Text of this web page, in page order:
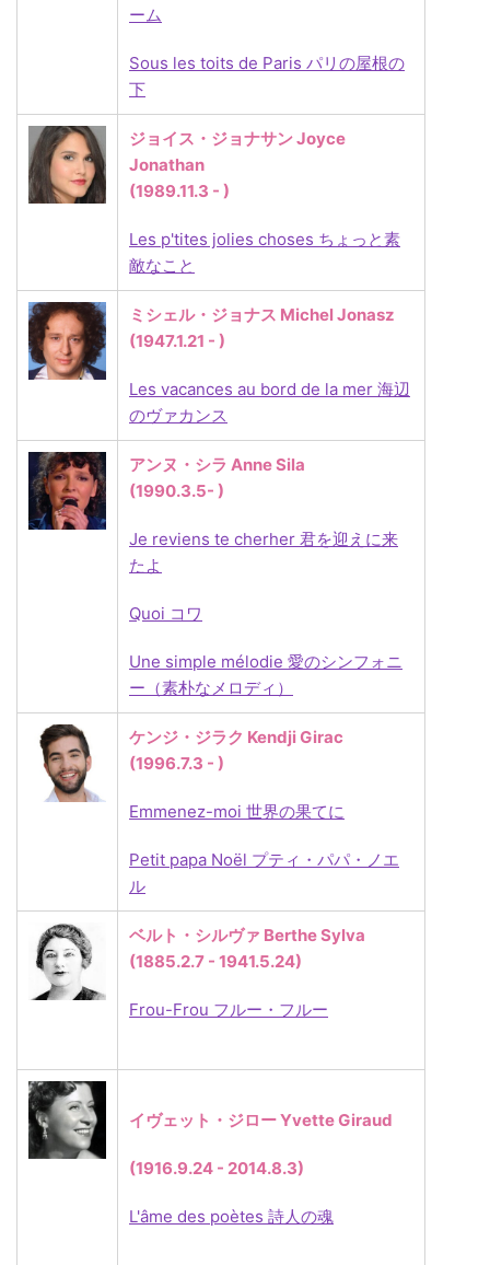
ーム
Sous les toits de Paris パリの屋根の
下
ジョイス・ジョナサン Joyce
Jonathan
(1989.11.3 - )
Les p'tites jolies choses ちょっと素
敵なこと
ミシェル・ジョナス Michel Jonasz
(1947.1.21 - )
Les vacances au bord de la mer 海辺
のヴァカンス
アンヌ・シラ Anne Sila
(1990.3.5- )
Je reviens te cherher 君を迎えに来
たよ
Quoi コワ
Une simple mélodie 愛のシンフォニ
ー（素朴なメロディ）
ケンジ・ジラク Kendji Girac
(1996.7.3 - )
Emmenez-moi 世界の果てに
Petit papa Noël プティ・パパ・ノエ
ル
ベルト・シルヴァ Berthe Sylva
(1885.2.7 - 1941.5.24)
Frou-Frou フルー・フルー
イヴェット・ジロー Yvette Giraud
(1916.9.24 - 2014.8.3)
L'âme des poètes 詩人の魂